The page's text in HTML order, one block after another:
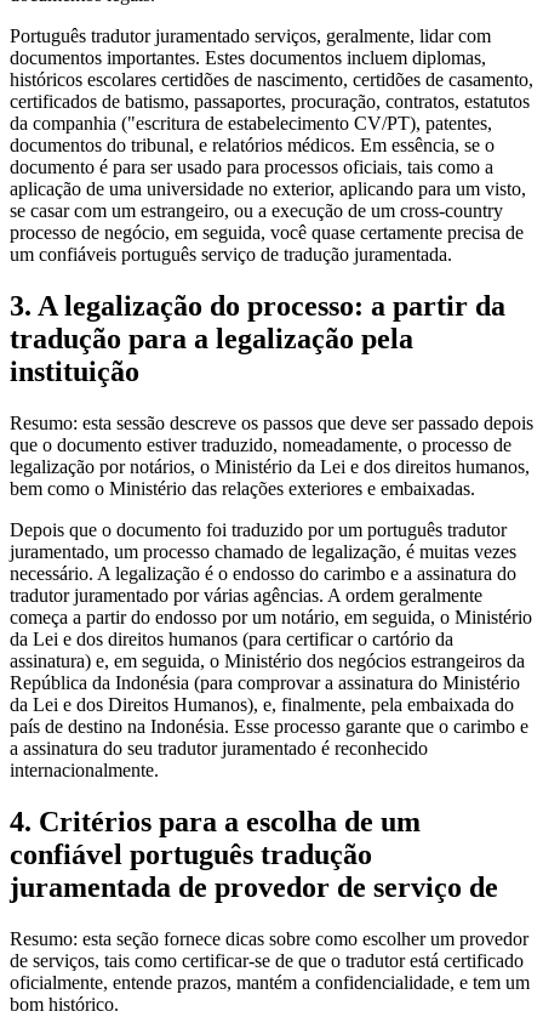
Português tradutor juramentado serviços, geralmente, lidar com
documentos importantes. Estes documentos incluem diplomas,
históricos escolares certidões de nascimento, certidões de casamento,
certificados de batismo, passaportes, procuração, contratos, estatutos
da companhia ("escritura de estabelecimento CV/PT), patentes,
documentos do tribunal, e relatórios médicos. Em essência, se o
documento é para ser usado para processos oficiais, tais como a
aplicação de uma universidade no exterior, aplicando para um visto,
se casar com um estrangeiro, ou a execução de um cross-country
processo de negócio, em seguida, você quase certamente precisa de
um confiáveis português serviço de tradução juramentada.
3. A legalização do processo: a partir da
tradução para a legalização pela
instituição
Resumo: esta sessão descreve os passos que deve ser passado depois
que o documento estiver traduzido, nomeadamente, o processo de
legalização por notários, o Ministério da Lei e dos direitos humanos,
bem como o Ministério das relações exteriores e embaixadas.
Depois que o documento foi traduzido por um português tradutor
juramentado, um processo chamado de legalização, é muitas vezes
necessário. A legalização é o endosso do carimbo e a assinatura do
tradutor juramentado por várias agências. A ordem geralmente
começa a partir do endosso por um notário, em seguida, o Ministério
da Lei e dos direitos humanos (para certificar o cartório da
assinatura) e, em seguida, o Ministério dos negócios estrangeiros da
República da Indonésia (para comprovar a assinatura do Ministério
da Lei e dos Direitos Humanos), e, finalmente, pela embaixada do
país de destino na Indonésia. Esse processo garante que o carimbo e
a assinatura do seu tradutor juramentado é reconhecido
internacionalmente.
4. Critérios para a escolha de um
confiável português tradução
juramentada de provedor de serviço de
Resumo: esta seção fornece dicas sobre como escolher um provedor
de serviços, tais como certificar-se de que o tradutor está certificado
oficialmente, entende prazos, mantém a confidencialidade, e tem um
bom histórico.